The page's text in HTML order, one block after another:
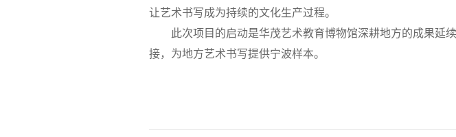
让艺术书写成为持续的文化生产过程。
此次项目的启动是华茂艺术教育博物馆深耕地方的成果延
接，为地方艺术书写提供宁波样本。